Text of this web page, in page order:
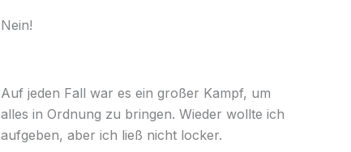
Nein!
Auf jeden Fall war es ein großer Kampf, um
alles in Ordnung zu bringen. Wieder wollte ich
aufgeben, aber ich ließ nicht locker.